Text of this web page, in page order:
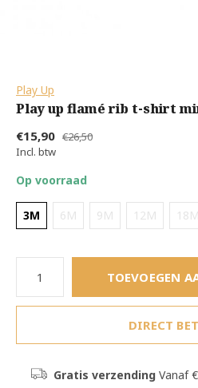
Play Up
Play up flamé rib t-shirt
€15,90 €26,50
Incl. btw
Op voorraad
3M 6M 9M 12M 18M
TOEVOEGEN
DIRECT
Gratis verzendingVanaf